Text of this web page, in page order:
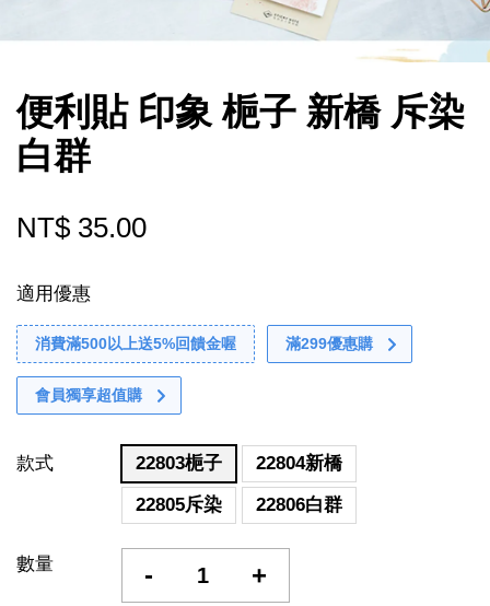
便利貼 印象 梔子 新橋 斥染
白群
NT$ 35.00
適用優惠
消費滿500以上送5%回饋金喔 滿299優惠購
會員獨享超值購
款式 22803梔子
22804新橋
22805斥染
22806白群
數量 - +